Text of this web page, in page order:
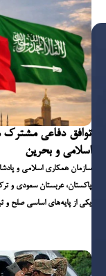
توافق دفاعی مشترک
اسلامی و بحرین
سازمان همکاری اسلامی و
پاکستان، عربستان سعودی و
یکی از پایه‌های اساسی صلح و